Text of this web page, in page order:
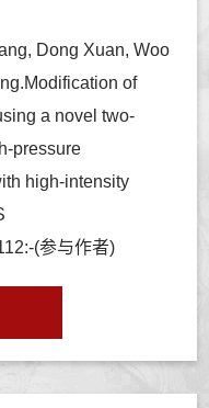
Dong Xuan, Woo
of
a novel two-
pressure
high-intensity
(参与作者)